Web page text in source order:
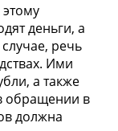
деньги, а
речь
Ими
а также
обращении в
должна